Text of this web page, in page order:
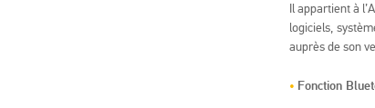
Il appartient à
logiciels,
auprès de son
Fonction